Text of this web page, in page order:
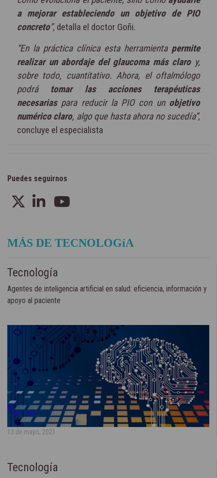
a mejorar estableciendo un objetivo de PIO
concreto”, detalla el doctor Goñi.
“En la práctica clínica esta herramienta permite
realizar un abordaje del glaucoma más claroy,
sobre todo, cuantitativo. Ahora, el oftalmólogo
podrátomar las acciones terapéuticas
necesariaspara reducir la PIO con un objetivo
numérico claro, algo que hasta ahora no sucedía”,
concluye el especialista
Puedes seguirnos
MÁS DE TECNOLOGíA
Tecnología
Agentes de inteligencia artificial en salud: eficiencia, información y
apoyo al paciente
13 de mayo, 2021
Tecnología